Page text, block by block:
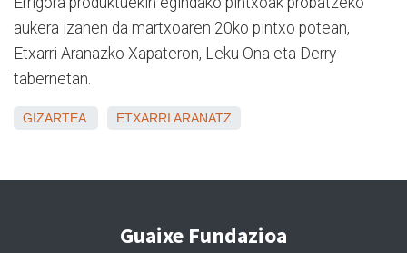
aukera izanen da martxoaren 20ko pintxo potean,
Etxarri Aranazko Xapateron, Leku Ona eta Derry
tabernetan.
GIZARTEA ETXARRI ARANATZ
Guaixe Fundazioa